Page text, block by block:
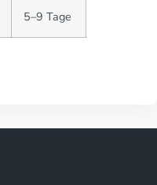
5–9 Tage